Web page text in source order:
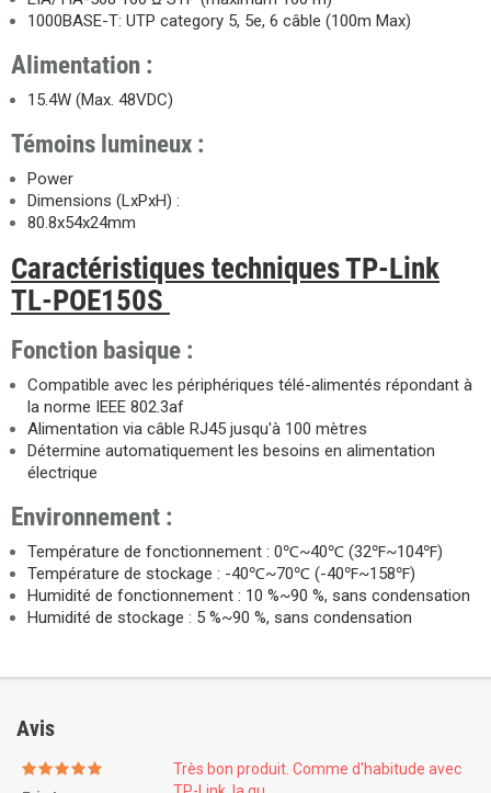
1000BASE-T: UTP category 5, 5e, 6 câble (100m Max)
Alimentation :
15.4W (Max. 48VDC)
Témoins lumineux :
Power
Dimensions (LxPxH) :
80.8x54x24mm
Caractéristiques techniques TP-Link
TL-POE150S
Fonction basique :
Compatible avec les périphériques télé-alimentés répondant à
la norme IEEE 802.3af
Alimentation via câble RJ45 jusqu'à 100 mètres
Détermine automatiquement les besoins en alimentation
électrique
Environnement :
Température de fonctionnement : 0℃~40℃ (32℉~104℉)
Température de stockage : -40℃~70℃ (-40℉~158℉)
Humidité de fonctionnement : 10 %~90 %, sans condensation
Humidité de stockage : 5 %~90 %, sans condensation
Avis
Très bon produit. Comme d'habitude avec